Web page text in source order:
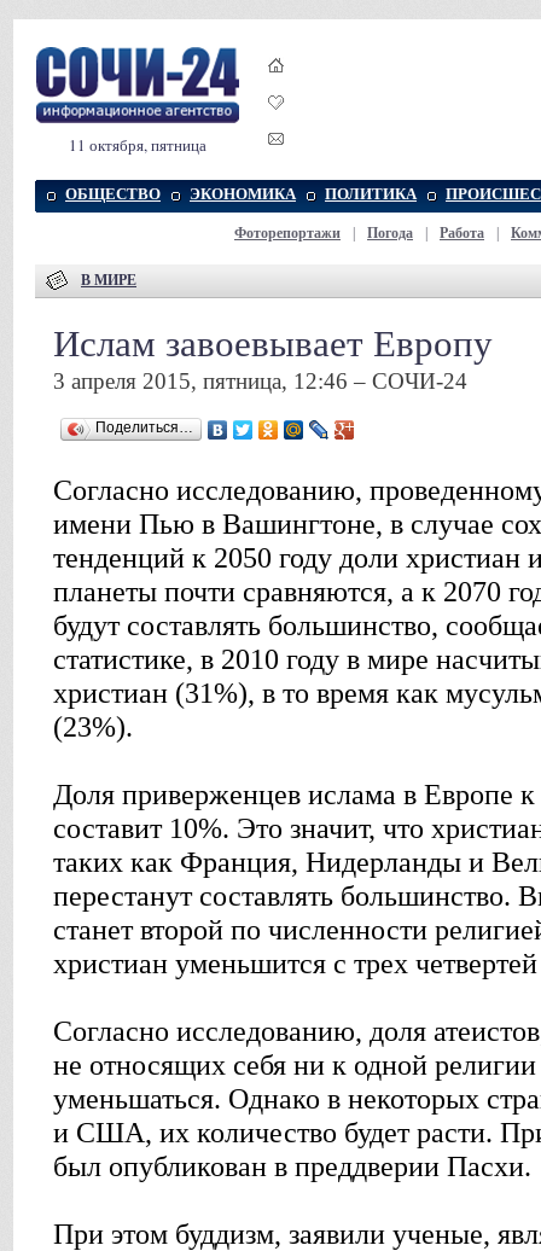
11 октября, пятница
ОБЩЕСТВО ЭКОНОМИКА ПОЛИТИКА
Фоторепортажи Погода Работа
В МИРЕ
Ислам завоевывает Европу
3 апреля 2015, пятница, 12:46 – СОЧИ-24
Поделиться…
Согласно исследованию,
имени Пью в Вашингтоне, в случае
тенденций к 2050 году доли христиан
планеты почти сравняются, а к 2070
будут составлять большинство,
статистике, в 2010 году в мире
христиан (31%), в то время как
(23%).
Доля приверженцев ислама в Европе к
составит 10%. Это значит, что
таких как Франция, Нидерланды и
перестанут составлять большинство.
станет второй по численности
христиан уменьшится с трех
Согласно исследованию, доля
не относящих себя ни к одной религии
уменьшаться. Однако в некоторых
и США, их количество будет расти.
был опубликован в преддверии Пасхи.
При этом буддизм, заявили ученые,